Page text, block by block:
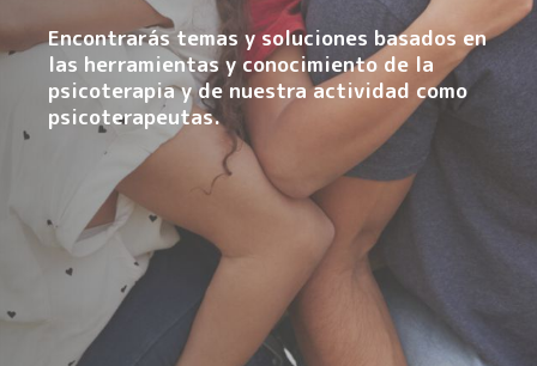
Encontrarás temas y soluciones basados en
las herramientas y conocimiento de la
psicoterapia y de nuestra actividad como
psicoterapeutas.